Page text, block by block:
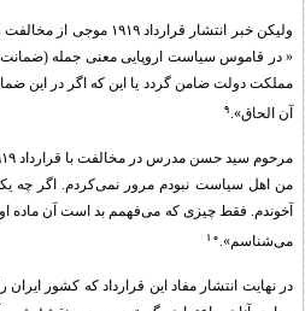
ولیکن خبر انتشار
« در قاموس سیاست اروپایی معنی جمله
مملکت دولت ضامن گردد یا این که اگر در این
آن الحاق». ۹
من اهل سیاست نبودم مرور نمی‌کردم. اگر چه
آخوندم. فقط چیزی که می‌فهمم بد است آن ماده
می‌شناسم». ۱۰
در نهایت انتشار مفاد این قرارداد که کشور